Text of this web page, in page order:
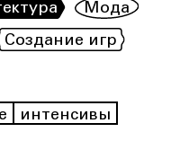
Мода
Создание игр
интенсивы